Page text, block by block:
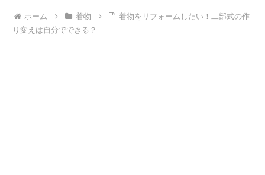
ホーム 着物
着物をリフォームしたい！二部式の作
り変えは自分でできる？